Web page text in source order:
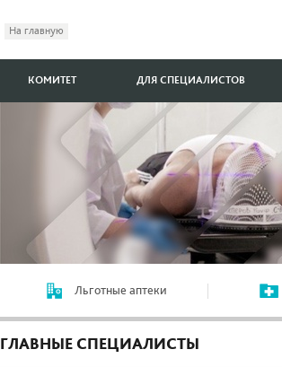
На главную
КОМИТЕТ ДЛЯ СПЕЦИАЛИСТОВ
Льготные аптеки
ГЛАВНЫЕ СПЕЦИАЛИСТЫ